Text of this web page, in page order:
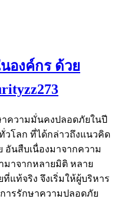
องค์กร ด้วย
ความมั่นคงปลอดภัยในปี
วโลก ที่ได้กล่าวถึงแนวคิด
นสืบเนื่องมาจากความ
าจากหลายมิติ หลาย
แท้จริง จึงเริ่มให้ผู้บริหาร
ารรักษาความปลอดภัย